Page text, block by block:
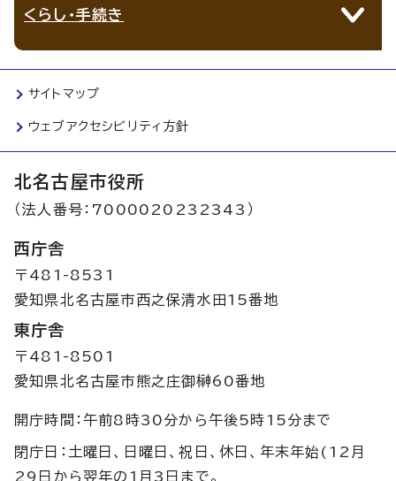
くらし・手続き
サイトマップ
ウェブアクセシビリティ方針
北名古屋市役所
（法人番号：7000020232343）
西庁舎
〒481-8531
愛知県北名古屋市西之保清水田15番地
東庁舎
〒481-8501
愛知県北名古屋市熊之庄御榊60番地
開庁時間：午前8時30分から午後5時15分まで
閉庁日：土曜日、日曜日、祝日、休日、年末年始(12月
29日から翌年の1月3日まで。